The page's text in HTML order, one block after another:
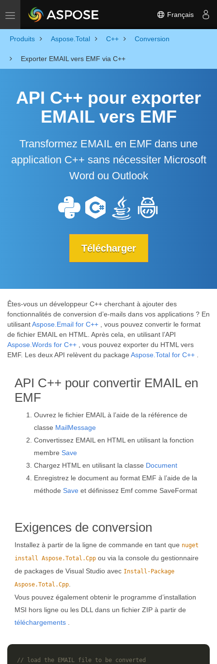
Toggle navigation Français
Produits Aspose.Total C++ Conversion
Exporter EMAIL vers EMF via C++
API C++ pour exporter
EMAIL vers EMF
Transformez EMAIL en EMF dans une
application C++ sans nécessiter Microsoft
Word ou Outlook
Télécharger
Êtes-vous un développeur C++ cherchant à ajouter des
fonctionnalités de conversion d’e-mails dans vos applications ? En
utilisantAspose.Email for C++ , vous pouvez convertir le format
de fichier EMAIL en HTML. Après cela, en utilisant l’API
Aspose.Words for C++ , vous pouvez exporter du HTML vers
EMF. Les deux API relèvent du package Aspose.Total for C++
API C++ pour convertir EMAIL en
EMF
Ouvrez le fichier EMAIL à l’aide de la référence de
classe MailMessage
Convertissez EMAIL en HTML en utilisant la fonction
membre Save
Chargez HTML en utilisant la classe Document
Enregistrez le document au format EMF à l’aide de la
méthode Save et définissez Emf comme SaveFormat
Exigences de conversion
Installez à partir de la ligne de commande en tant que nuget
install Aspose.Total.Cpp ou via la console du gestionnaire
de packages de Visual Studio avec Install-Package
Aspose.Total.Cpp
Vous pouvez également obtenir le programme d’installation
MSI hors ligne ou les DLL dans un fichier ZIP à partir de
téléchargements
// load the EMAIL file to be converted